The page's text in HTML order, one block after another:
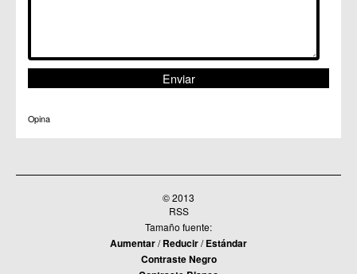
Opina
© 2013
RSS
Tamaño fuente:
Aumentar/Reducir/Estándar
Contraste Negro